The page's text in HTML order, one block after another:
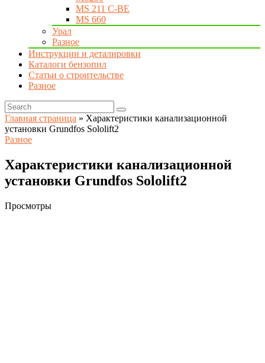
MS 211 C-BE
MS 660
Урал
Разное
Инструкции и деталировки
Каталоги бензопил
Статьи о строительстве
Разное
Главная страница » Характеристики канализационной
установки Grundfos Sololift2
Разное
Характеристики канализационной
установки Grundfos Sololift2
Просмотры